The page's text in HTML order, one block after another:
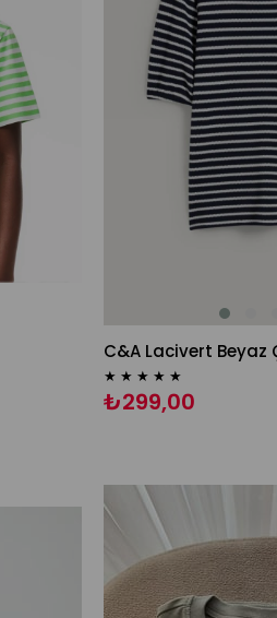
C&A Lacivert Beyaz
★ ★ ★ ★ ★
₺299,00